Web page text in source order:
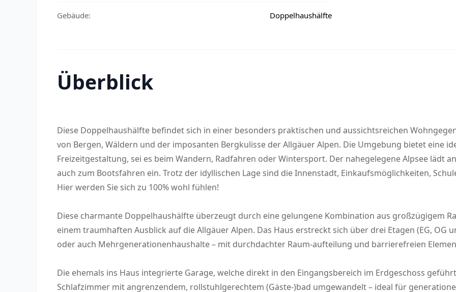
Gebäude: Doppelhaushälfte
Überblick
Diese Doppelhaushälfte befindet sich in einer besonders praktischen und aussichtsreichen
von Bergen, Wäldern und der imposanten Bergkulisse der Allgäuer Alpen. Die Umgebung bietet eine
Freizeitgestaltung, sei es beim Wandern, Radfahren oder Wintersport. Der nahegelegene Alpsee lädt
auch zum Bootsfahren ein. Trotz der idyllischen Lage sind die Innenstadt, Einkaufsmöglichkeiten,
Hier werden Sie sich zu 100% wohl fühlen!
Diese charmante Doppelhaushälfte überzeugt durch eine gelungene Kombination aus großzügigem
einem traumhaften Ausblick auf die Allgäuer Alpen. Das Haus erstreckt sich über drei Etagen (EG, OG
oder auch Mehrgenerationenhaushalte – mit durchdachter Raum-aufteilung und barrierefreien
Die ehemals ins Haus integrierte Garage, welche direkt in den Eingangsbereich im Erdgeschoss
Schlafzimmer mit angrenzendem, rollstuhlgerechtem (Gäste-)bad umgewandelt – ideal für